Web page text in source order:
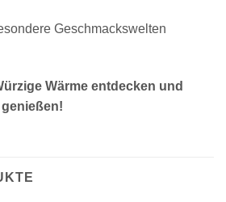
Geschmackswelten
Wärme entdecken und